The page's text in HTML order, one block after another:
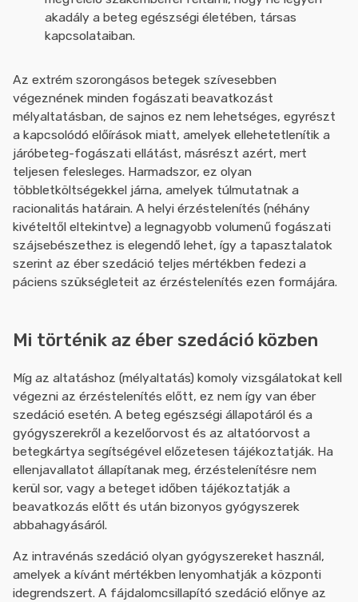
akadály a beteg egészségi életében, társas
kapcsolataiban.
Az extrém szorongásos betegek szívesebben
végeznének minden fogászati beavatkozást
mélyaltatásban, de sajnos ez nem lehetséges, egyrészt
a kapcsolódó előírások miatt, amelyek ellehetetlenítik a
járóbeteg-fogászati ellátást, másrészt azért, mert
teljesen felesleges. Harmadszor, ez olyan
többletköltségekkel járna, amelyek túlmutatnak a
racionalitás határain. A helyi érzéstelenítés (néhány
kivételtől eltekintve) a legnagyobb volumenű fogászati
szájsebészethez is elegendő lehet, így a tapasztalatok
szerint az éber szedáció teljes mértékben fedezi a
páciens szükségleteit az érzéstelenítés ezen formájára.
Mi történik az éber szedáció közben
Míg az altatáshoz (mélyaltatás) komoly vizsgálatokat kell
végezni az érzéstelenítés előtt, ez nem így van éber
szedáció esetén. A beteg egészségi állapotáról és a
gyógyszerekről a kezelőorvost és az altatóorvost a
betegkártya segítségével előzetesen tájékoztatják. Ha
ellenjavallatot állapítanak meg, érzéstelenítésre nem
kerül sor, vagy a beteget időben tájékoztatják a
beavatkozás előtt és után bizonyos gyógyszerek
abbahagyásáról.
Az intravénás szedáció olyan gyógyszereket használ,
amelyek a kívánt mértékben lenyomhatják a központi
idegrendszert. A fájdalomcsillapító szedáció előnye az